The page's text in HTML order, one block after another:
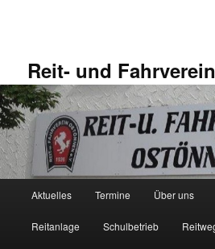
Reit- und
Aktuelles Termine Über uns
Reitanlage Schulbetrieb